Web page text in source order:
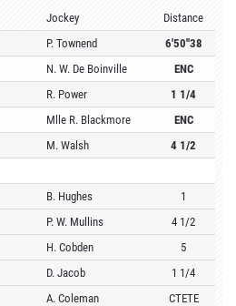
Jockey
Distance
P. Townend
6'50''38
N. W. De Boinville
ENC
R. Power
1 1/4
Mlle R. Blackmore
ENC
M. Walsh 4 1/2
B. Hughes
1
P. W. Mullins
4 1/2
H. Cobden
5
D. Jacob
1 1/4
A. Coleman CTETE